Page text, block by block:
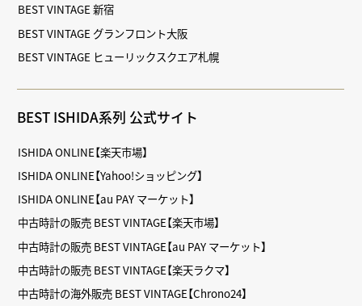
BEST VINTAGE 新宿
BEST VINTAGE グランフロント大阪
BEST VINTAGE ヒューリックスクエア札幌
BEST ISHIDA系列 公式サイト
ISHIDA ONLINE【楽天市場】
ISHIDA ONLINE【Yahoo!ショッピング】
ISHIDA ONLINE【au PAY マーケット】
中古時計の販売 BEST VINTAGE【楽天市場】
中古時計の販売 BEST VINTAGE【au PAY マーケット】
中古時計の販売 BEST VINTAGE【楽天ラクマ】
中古時計の海外販売 BEST VINTAGE【Chrono24】